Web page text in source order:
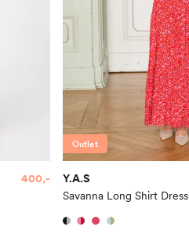
400,-
Outlet
Y.A.S
Savanna Long Shirt Dress